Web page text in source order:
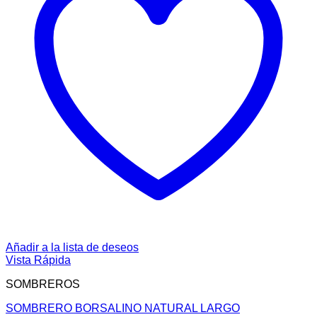
Añadir a la lista de deseos
Vista Rápida
SOMBREROS
SOMBRERO BORSALINO NATURAL LARGO